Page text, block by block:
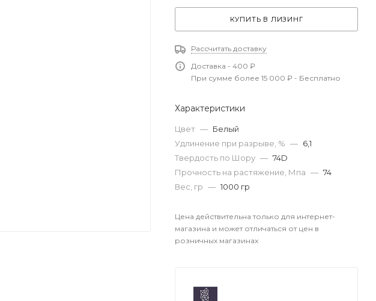
КУПИТЬ В ЛИЗИНГ
Рассчитать доставку
Доставка - 400 ₽
При сумме более 15 000 ₽ - Бесплатно
Характеристики
Цвет — Белый
Удлинение при разрыве, % — 6,1
Твердость по Шору — 74D
Прочность на растяжение, Мпа — 74
Вес, гр — 1000 гр
Цена действительна только для интернет-
магазина и может отличаться от цен в
розничных магазинах